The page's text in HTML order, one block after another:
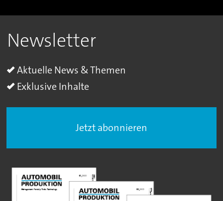
Newsletter
Aktuelle News & Themen
Exklusive Inhalte
Jetzt abonnieren